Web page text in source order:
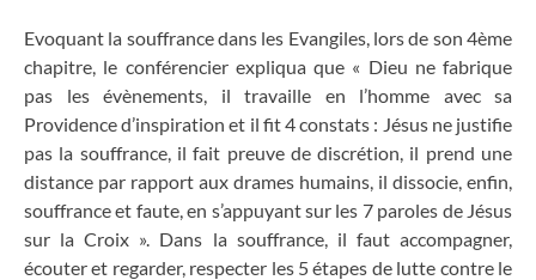
Evoquant la souffrance dans les Evangiles, lors de son 4ème
chapitre, le conférencier expliqua que « Dieu ne fabrique
pas les évènements, il travaille en l’homme avec sa
Providence d’inspiration et il fit 4 constats : Jésus ne justifie
pas la souffrance, il fait preuve de discrétion, il prend une
distance par rapport aux drames humains, il dissocie, enfin,
souffrance et faute, en s’appuyant sur les 7 paroles de Jésus
sur la Croix ». Dans la souffrance, il faut accompagner,
écouter et regarder, respecter les 5 étapes de lutte contre le